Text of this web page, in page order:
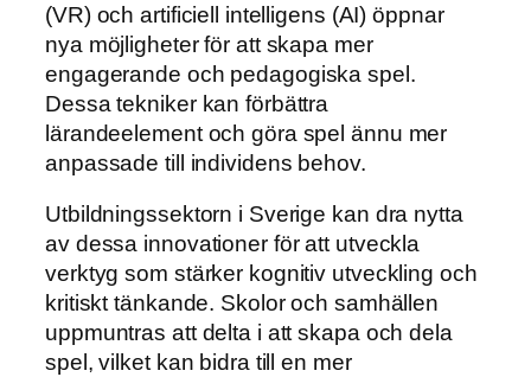
(VR) och artificiell intelligens (AI) öppnar
nya möjligheter för att skapa mer
engagerande och pedagogiska spel.
Dessa tekniker kan förbättra
lärandeelement och göra spel ännu mer
anpassade till individens behov.
Utbildningssektorn i Sverige kan dra nytta
av dessa innovationer för att utveckla
verktyg som stärker kognitiv utveckling och
kritiskt tänkande. Skolor och samhällen
uppmuntras att delta i att skapa och dela
spel, vilket kan bidra till en mer